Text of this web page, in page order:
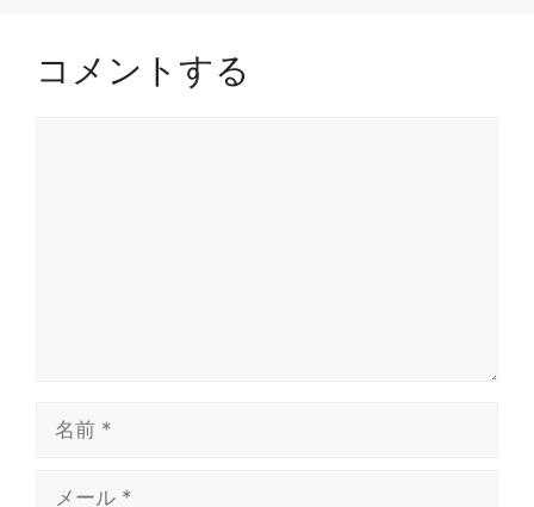
コメントする